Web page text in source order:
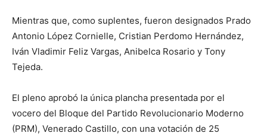
Mientras que, como suplentes, fueron designados Prado
Antonio López Cornielle, Cristian Perdomo Hernández,
Iván Vladimir Feliz Vargas, Anibelca Rosario y Tony
Tejeda.
El pleno aprobó la única plancha presentada por el
vocero del Bloque del Partido Revolucionario Moderno
(PRM), Venerado Castillo, con una votación de 25